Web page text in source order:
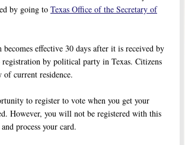
by going to Texas Office of the Secretary of
effective 30 days after it is received by
by political party in Texas. Citizens
current residence.
to register to vote when you get your
However, you will not be registered with this
process your card.